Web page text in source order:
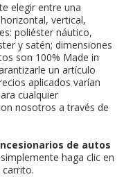
elegir entre una
vertical,
poliéster náutico,
y satén; dimensiones
son 100% Made in
un artículo
aplicados varían
cualquier
nosotros a través de
de autos
haga clic en